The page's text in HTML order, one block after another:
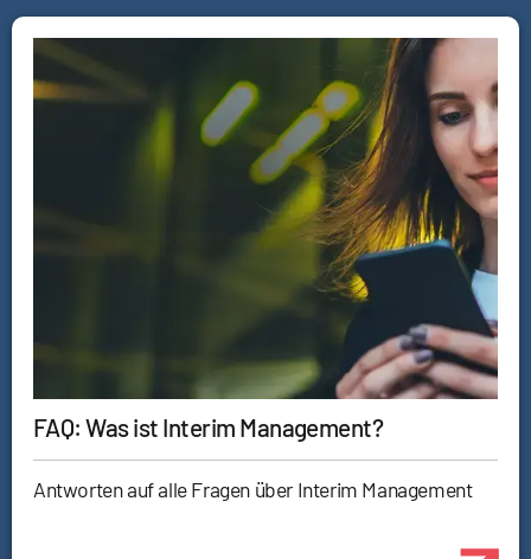
FAQ: Was ist Interim Management?
Antworten auf alle Fragen über Interim Management